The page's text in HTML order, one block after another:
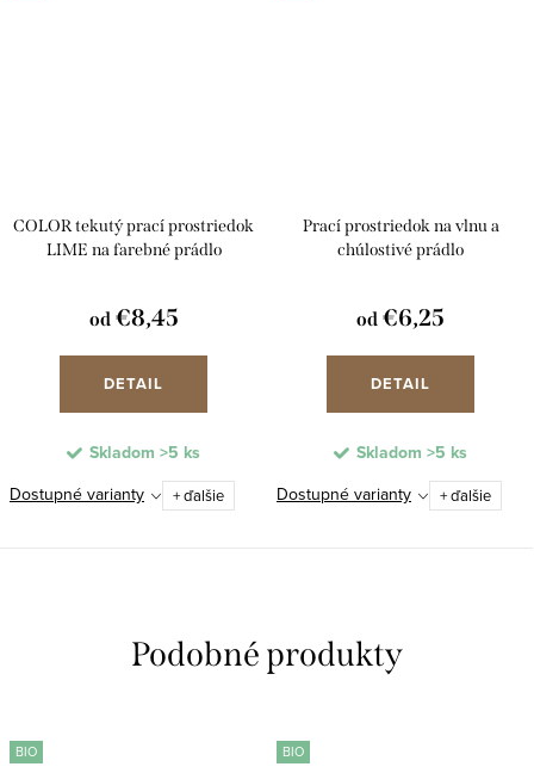
COLOR tekutý prací prostriedok
LIME na farebné prádlo
od€8,45
DETAIL
Skladom >5 ks
Dostupné varianty
+ ďalšie
Prací prostriedok na vlnu a
chúlostivé prádlo
od €6,25
DETAIL
Skladom >5 ks
Dostupné varianty
+ ďalšie
BIO BIO